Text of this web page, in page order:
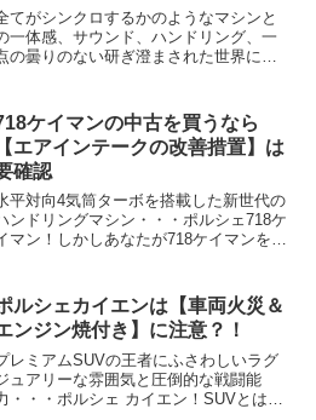
てがシンクロするかのようなマシンと
一体感、サウンド、ハンドリング、一
の曇りのない研ぎ澄まされた世界にき
あなたが997の911GT3を中古で狙って
るなら注...
ケイマンの中古を買うなら
【エアインテークの改善措置】は
確認
平対向4気筒ターボを搭載した新世代の
ンドリングマシン・・・ポルシェ718ケ
マン！しかしあなたが718ケイマンを新
吸気口であるエアインテークに出され
改善対策！ ...
ルシェカイエンは【車両火災＆
ンジン焼付き】に注意？！
レミアムSUVの王者にふさわしいラグ
ュアリーな雰囲気と圧倒的な戦闘能
・・・ポルシェ カイエン！SUVとは思